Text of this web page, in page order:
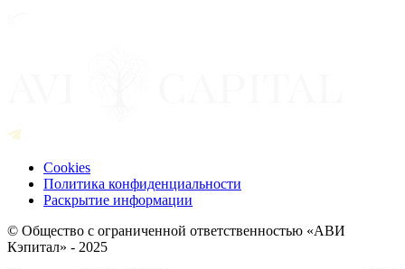
Cookies
Политика конфиденциальности
Раскрытие информации
© Общество с ограниченной ответственностью «АВИ
Кэпитал» - 2025